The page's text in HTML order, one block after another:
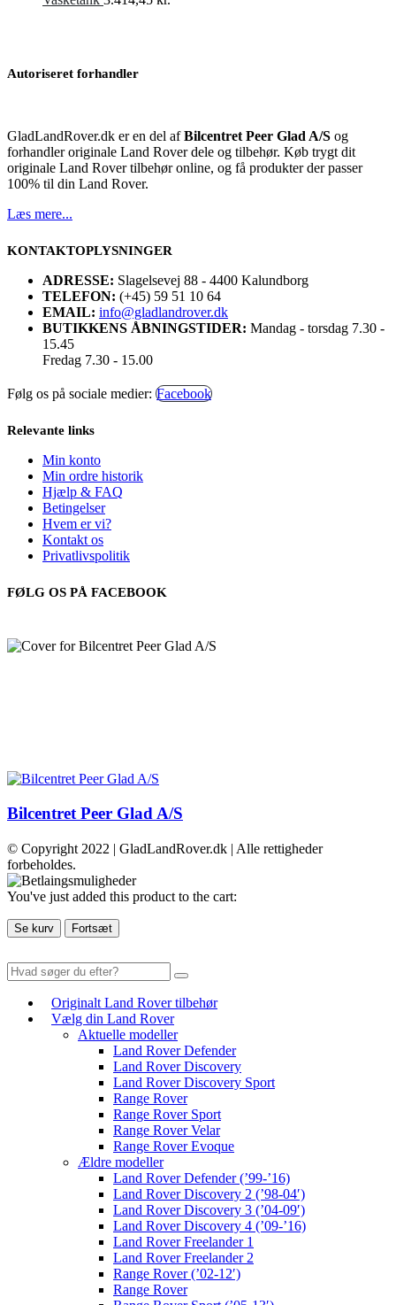
Autoriseret forhandler
GladLandRover.dk er en del afBilcentret Peer Glad A/S og
forhandler originale Land Rover dele og tilbehør. Køb trygt dit
originale Land Rover tilbehør online, og få produkter der passer
100% til din Land Rover.
Læs mere...
KONTAKTOPLYSNINGER
ADRESSE: Slagelsevej 88 - 4400 Kalundborg
TELEFON: (+45) 59 51 10 64
EMAIL: info@gladlandrover.dk
BUTIKKENS ÅBNINGSTIDER: Mandag - torsdag 7.30 -
15.45
Fredag 7.30 - 15.00
Følg os på sociale medier: Facebook
Relevante links
Min konto
Min ordre historik
Hjælp & FAQ
Betingelser
Hvem er vi?
Kontakt os
Privatlivspolitik
FØLG OS PÅ FACEBOOK
Bilcentret Peer Glad A/S
© Copyright 2022 | GladLandRover.dk | Alle rettigheder
forbeholdes.
You've just added this product to the cart:
Se kurv Fortsæt
Originalt Land Rover tilbehør
Vælg din Land Rover
Aktuelle modeller
Land Rover Defender
Land Rover Discovery
Land Rover Discovery Sport
Range Rover
Range Rover Sport
Range Rover Velar
Range Rover Evoque
Ældre modeller
Land Rover Defender (’99-’16)
Land Rover Discovery 2 (’98-04′)
Land Rover Discovery 3 (’04-09′)
Land Rover Discovery 4 (’09-’16)
Land Rover Freelander 1
Land Rover Freelander 2
Range Rover (’02-12′)
Range Rover